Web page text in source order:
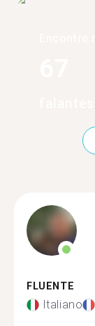
FLUENTE
Italiano